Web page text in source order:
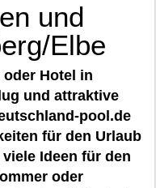
und
Elbe
Hotel in
und attraktive
pool.de
für den Urlaub
Ideen für den
oder